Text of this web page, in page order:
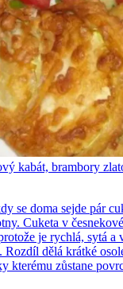
kabát, brambory
se doma sejde pár
Cuketa v
je rychlá, sytá a
dělá krátké
kterému zůstane